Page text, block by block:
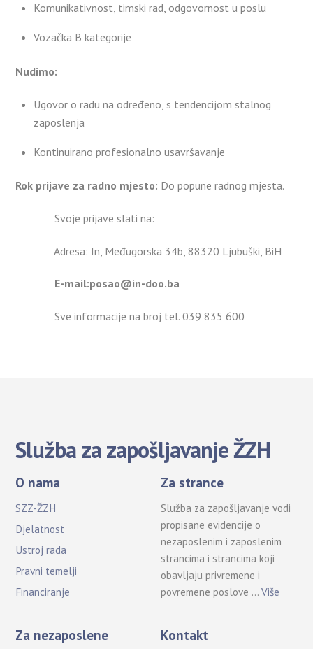
Komunikativnost, timski rad, odgovornost u poslu
Vozačka B kategorije
Nudimo:
Ugovor o radu na određeno, s tendencijom stalnog
zaposlenja
Kontinuirano profesionalno usavršavanje
Rok prijave za radno mjesto: Do popune radnog mjesta.
Svoje prijave slati na:
Adresa: In, Međugorska 34b, 88320 Ljubuški, BiH
E-mail:posao@in-doo.ba
Sve informacije na broj tel. 039 835 600
Služba za zapošljavanje ŽZH
O nama
SZZ-ŽZH
Djelatnost
Ustroj rada
Pravni temelji
Financiranje
Za strance
Služba za zapošljavanje vodi
propisane evidencije o
nezaposlenim i zaposlenim
strancima i strancima koji
obavljaju privremene i
povremene poslove …Više
Za nezaposlene Kontakt